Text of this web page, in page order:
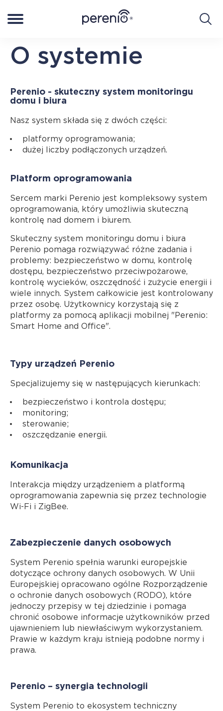
Zaloguj się do My Perenio
O systemie
Wsparcie
Gdzie mógłbym kupić
O systemie
Perenio - skuteczny system monitoringu
domu i biura
Nasz system składa się z dwóch części:
platformy oprogramowania;
dużej liczby podłączonych urządzeń.
Platform oprogramowania
Sercem marki Perenio jest kompleksowy system
oprogramowania, który umożliwia skuteczną
kontrolę nad domem i biurem.
Skuteczny system monitoringu domu i biura
Perenio pomaga rozwiązywać różne zadania i
problemy: bezpieczeństwo w domu, kontrolę
dostępu, bezpieczeństwo przeciwpożarowe,
kontrolę wycieków, oszczędność i zużycie energii i
wiele innych. System całkowicie jest kontrolowany
przez osobę. Użytkownicy korzystają się z
platformy za pomocą aplikacji mobilnej "Perenio:
Smart Home and Office".
Typy urządzeń Perenio
Specjalizujemy się w następujących kierunkach:
bezpieczeństwo i kontrola dostępu;
monitoring;
sterowanie;
oszczędzanie energii.
Komunikacja
Interakcja między urządzeniem a platformą
oprogramowania zapewnia się przez technologie
Wi-Fi i ZigBee.
Zabezpieczenie danych osobowych
System Perenio spełnia warunki europejskie
dotyczące ochrony danych osobowych. W Unii
Europejskiej opracowano ogólne Rozporządzenie
o ochronie danych osobowych (RODO), które
jednoczy przepisy w tej dziedzinie i pomaga
chronić osobowe informacje użytkowników przed
ujawnieniem lub niewłaściwym wykorzystaniem.
Prawie w każdym kraju istnieją podobne normy i
prawa.
Perenio – synergia technologii
System Perenio to ekosystem techniczny